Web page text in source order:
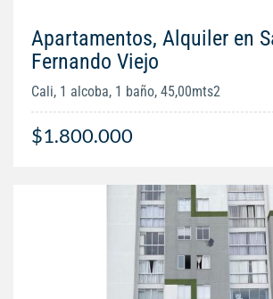
Apartamentos, Alquiler en
Fernando Viejo
Cali, 1 alcoba, 1 baño, 45,00mts2
$1.800.000